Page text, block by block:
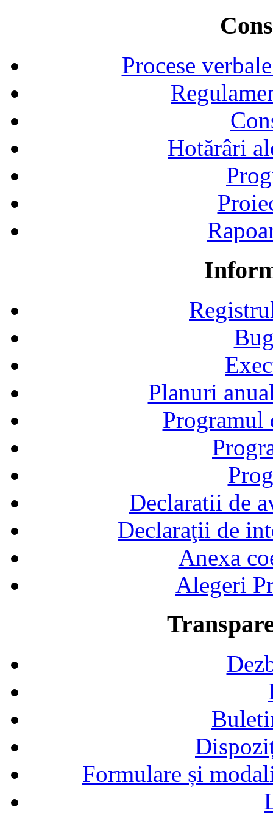
Procese
Hotărâri
Planuri
Declaratii de
Declaraţii de
Anexa
Alegeri
Formulare și